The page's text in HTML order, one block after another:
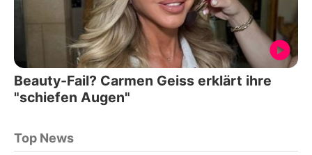
Beauty-Fail? Carmen Geiss erklärt ihre
"schiefen Augen"
Top News